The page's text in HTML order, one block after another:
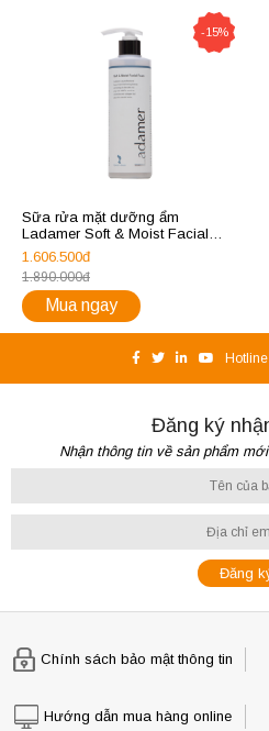
-15%
Sữa rửa mặt dưỡng ẩm
Ladamer Soft & Moist Facial
Foam
1.606.500đ
1.890.000đ
Mua ngay
Hotline
Đăng ký
Nhận thông tin về sản phẩm
Chính sách bảo mật thông tin
Hướng dẫn mua hàng online